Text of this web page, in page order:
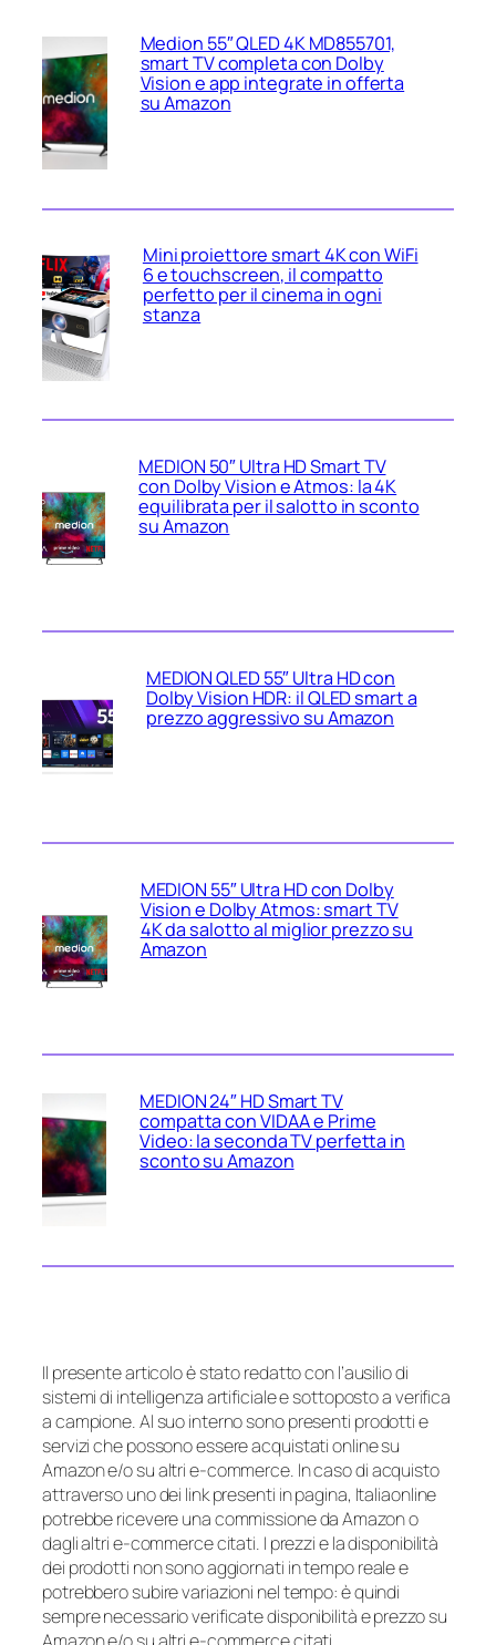
Medion 55″ QLED 4K MD855701,
smart TV completa con Dolby
Vision e app integrate in offerta
su Amazon
Mini proiettore smart 4K con WiFi
6 e touchscreen, il compatto
perfetto per il cinema in ogni
stanza
MEDION 50″ Ultra HD Smart TV
con Dolby Vision e Atmos: la 4K
equilibrata per il salotto in sconto
su Amazon
MEDION QLED 55″ Ultra HD con
Dolby Vision HDR: il QLED smart a
prezzo aggressivo su Amazon
MEDION 55″ Ultra HD con Dolby
Vision e Dolby Atmos: smart TV
4K da salotto al miglior prezzo su
Amazon
MEDION 24″ HD Smart TV
compatta con VIDAA e Prime
Video: la seconda TV perfetta in
sconto su Amazon
Il presente articolo è stato redatto con l’ausilio di
sistemi di intelligenza artificiale e sottoposto a verifica
a campione. Al suo interno sono presenti prodotti e
servizi che possono essere acquistati online su
Amazon e/o su altri e-commerce. In caso di acquisto
attraverso uno dei link presenti in pagina, Italiaonline
potrebbe ricevere una commissione da Amazon o
dagli altri e-commerce citati. I prezzi e la disponibilità
dei prodotti non sono aggiornati in tempo reale e
potrebbero subire variazioni nel tempo: è quindi
sempre necessario verificate disponibilità e prezzo su